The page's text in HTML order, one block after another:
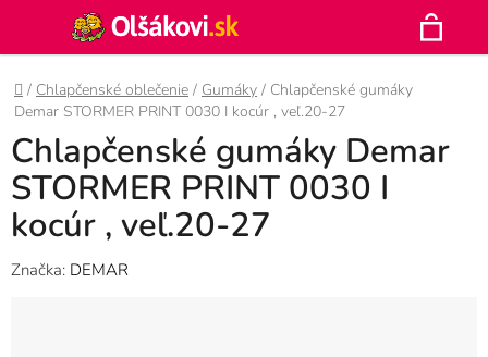
obsah
Hľadať
Domov
/ Chlapčenské oblečenie / Gumáky / Chlapčenské gumáky
Demar STORMER PRINT 0030 I kocúr , veľ.20-27
Chlapčenské gumáky Demar
STORMER PRINT 0030 I
kocúr , veľ.20-27
Značka: DEMAR